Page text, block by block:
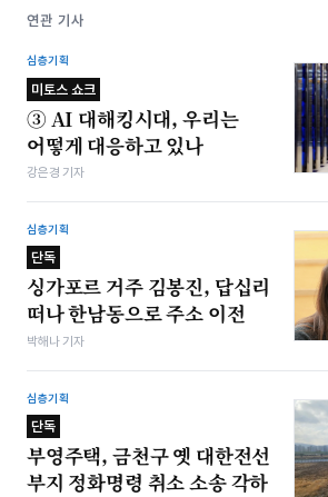
연관 기사
심층기획
미토스 쇼크
③ AI 대해킹시대, 우리는
어떻게 대응하고 있나
강은경 기자
심층기획
단독
싱가포르 거주 김봉진, 답십리
떠나 한남동으로 주소 이전
박해나 기자
심층기획
단독
부영주택, 금천구 옛 대한전선
부지 정화명령 취소 소송 각하